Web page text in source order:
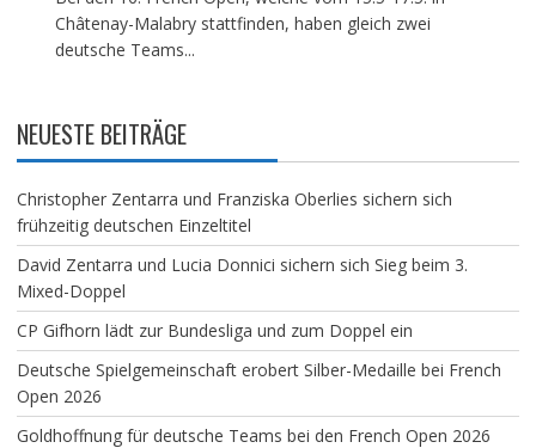
Châtenay-Malabry stattfinden, haben gleich zwei
deutsche Teams...
NEUESTE BEITRÄGE
Christopher Zentarra und Franziska Oberlies sichern sich
frühzeitig deutschen Einzeltitel
David Zentarra und Lucia Donnici sichern sich Sieg beim 3.
Mixed-Doppel
CP Gifhorn lädt zur Bundesliga und zum Doppel ein
Deutsche Spielgemeinschaft erobert Silber-Medaille bei French
Open 2026
Goldhoffnung für deutsche Teams bei den French Open 2026